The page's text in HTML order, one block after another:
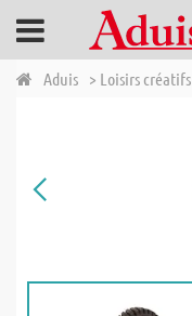
Aduis > Loisirs créatifs